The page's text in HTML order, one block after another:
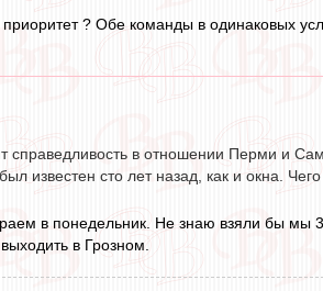
приоритет ? Обе команды в одинаковых
справедливость в отношении Перми и
известен сто лет назад, как и окна. Чего
в понедельник. Не знаю взяли бы
в Грозном.